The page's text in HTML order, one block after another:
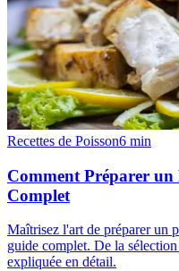
Recettes de Poisson6 min
Comment Préparer un
Complet
Maîtrisez l'art de préparer un
guide complet. De la
expliquée en détail.